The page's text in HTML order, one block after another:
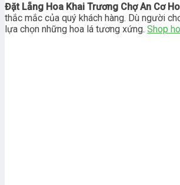
Đặt Lẵng Hoa Khai Trương Chợ An Cơ
thắc mắc của quý khách hàng. Dù người
lựa chọn những hoa lá tương xứng. Shop